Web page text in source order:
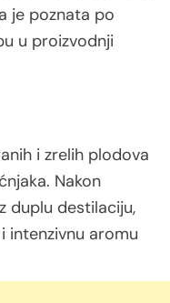
je poznata po
u proizvodnji
i zrelih plodova
Nakon
duplu destilaciju,
intenzivnu aromu